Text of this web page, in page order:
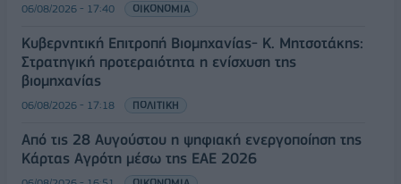
06/08/2026 - 17:40 ΟΙΚΟΝΟΜΙΑ
Κυβερνητική Επιτροπή Βιομηχανίας- Κ. Μητσοτάκης:
Στρατηγική προτεραιότητα η ενίσχυση της
βιομηχανίας
06/08/2026 - 17:18 ΠΟΛΙΤΙΚΗ
Από τις 28 Αυγούστου η ψηφιακή ενεργοποίηση της
Κάρτας Αγρότη μέσω της ΕΑΕ 2026